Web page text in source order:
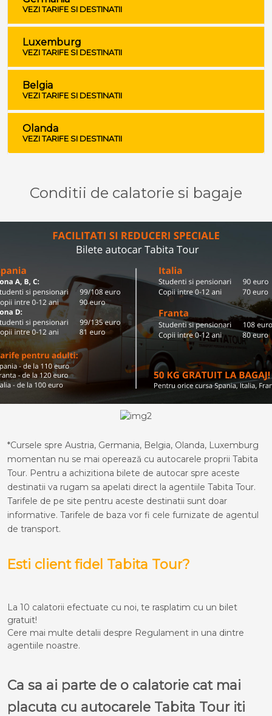
VEZI TARIFE SI DESTINATII
Luxemburg
VEZI TARIFE SI DESTINATII
Belgia
VEZI TARIFE SI DESTINATII
Olanda
VEZI TARIFE SI DESTINATII
Conditii de calatorie si bagaje
*Cursele spre Austria, Germania, Belgia, Olanda, Luxemburg
momentan nu se mai operează cu autocarele proprii Tabita
Tour. Pentru a achizitiona bilete de autocar spre aceste
destinatii va rugam sa apelati direct la agentiile Tabita Tour.
Tarifele de pe site pentru aceste destinatii sunt doar
informative. Tarifele de baza vor fi cele furnizate de agentul
de transport.
Esti client fidel Tabita Tour?
La 10 calatorii efectuate cu noi, te rasplatim cu un bilet
gratuit!
Cere mai multe detalii despre Regulament in una dintre
agentiile noastre.
Ca sa ai parte de o calatorie cat mai
placuta cu autocarele Tabita Tour iti